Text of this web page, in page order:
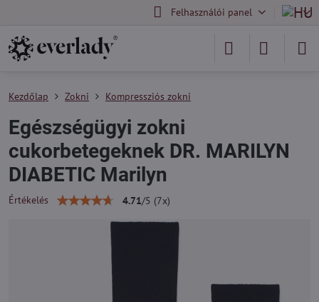
Felhasználói panel
Kezdőlap Zokni Kompressziós zokni
Egészségügyi zokni
cukorbetegeknek DR. MARILYN
DIABETIC Marilyn
Értékelés 4.71/5 (7x)